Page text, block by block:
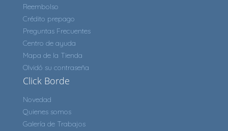
Reembolso
Crédito prepago
Preguntas Frecuentes
Centro de ayuda
Mapa de la Tienda
Olvidó su contraseña
Click Borde
Novedad
Quienes somos
Galería de Trabajos